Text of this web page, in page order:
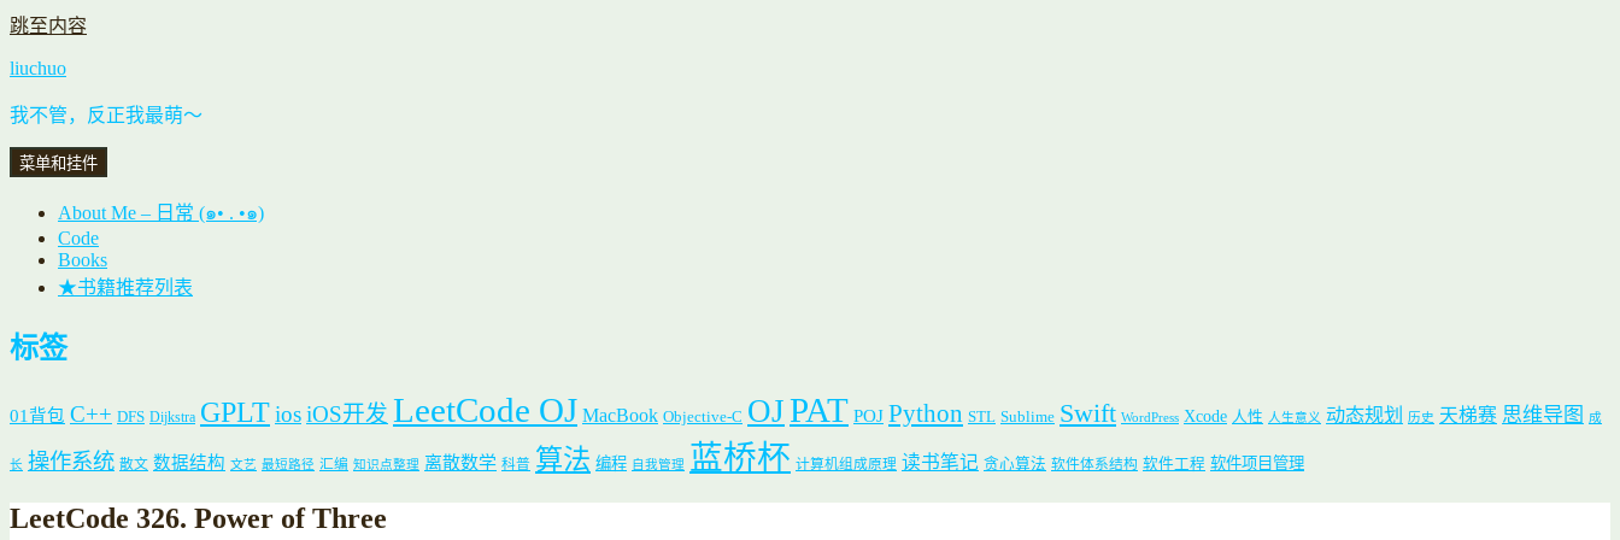
跳至内容
liuchuo
我不管，反正我最萌～
菜单和挂件
About Me – 日常 (๑• . •๑)
Code
Books
★书籍推荐列表
标签
01背包 C++ DFS Dijkstra GPLTiosiOS开发 LeetCode OJ MacBook Objective-C OJPAT POJ Python STL Sublime Swift WordPress Xcode 人性 人生意义 动态规划 历史 天梯赛 思维导图 成
长 操作系统 散文 数据结构 文艺 最短路径 汇编 知识点整理 离散数学 科普 算法 编程 自我管理 蓝桥杯 计算机组成原理 读书笔记 贪心算法 软件体系结构 软件工程 软件项目管理
LeetCode 326. Power of Three